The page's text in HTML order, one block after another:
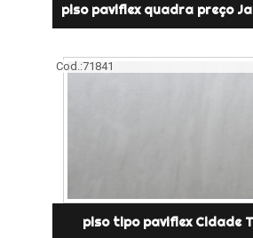
piso paviflex quadra preço
Cod.:71841
piso tipo paviflex Cidade